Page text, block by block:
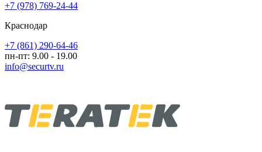
+7 (978) 769-24-44
Краснодар
+7 (861) 290-64-46
пн-пт: 9.00 - 19.00
info@securtv.ru